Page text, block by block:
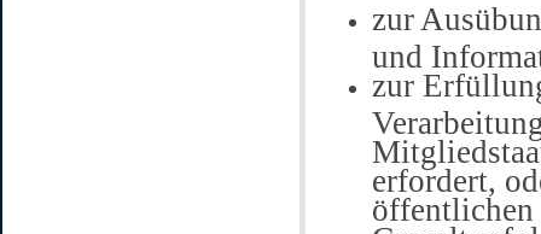
zur
und
zur
erfordert,
öffentlichen